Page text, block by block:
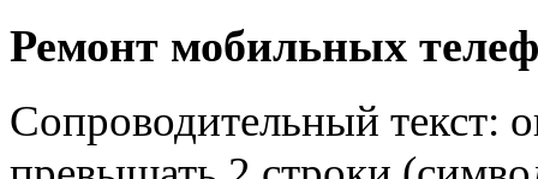
Ремонт мобильных
Сопроводительный текст: